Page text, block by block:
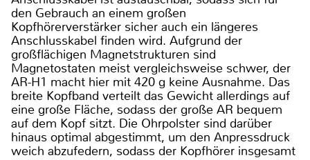
den Gebrauch an einem großen
Kopfhörerverstärker sicher auch ein längeres
Anschlusskabel finden wird. Aufgrund der
großflächigen Magnetstrukturen sind
Magnetostaten meist vergleichsweise schwer, der
AR-H1 macht hier mit 420 g keine Ausnahme. Das
breite Kopfband verteilt das Gewicht allerdings auf
eine große Fläche, sodass der große AR bequem
auf dem Kopf sitzt. Die Ohrpolster sind darüber
hinaus optimal abgestimmt, um den Anpressdruck
weich abzufedern, sodass der Kopfhörer insgesamt